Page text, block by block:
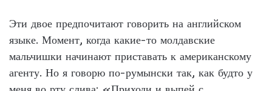
Эти двое предпочитают говорить на английском
языке. Момент, когда какие-то молдавские
мальчишки начинают приставать к американскому
агенту. Но я говорю по-румынски так, как будто у